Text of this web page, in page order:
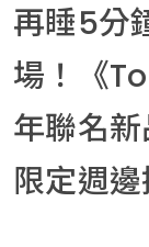
再睡5分
場！《
年聯名
限定週